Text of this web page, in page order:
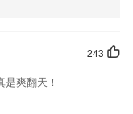
243
爽翻天！